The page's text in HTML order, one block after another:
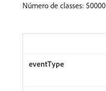
Número de classes: 50000